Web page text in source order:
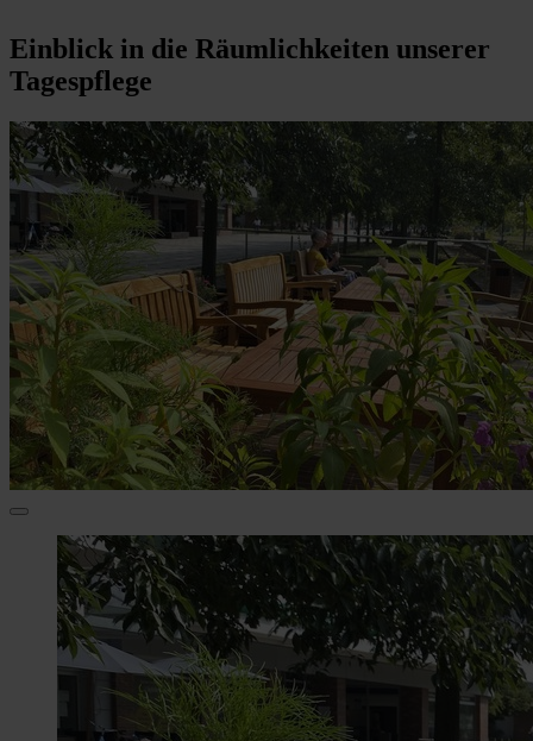
Einblick in die Räumlichkeiten unserer
Tagespflege